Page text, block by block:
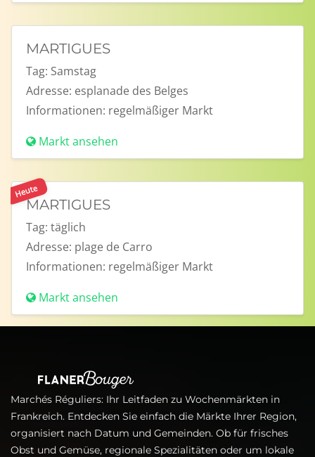
MARTIGUES
Tag: Samstag
Adresse: esplanade des Belges
Informationen: regelmäßiger Markt
Markt ansehen
Heute
MARTIGUES
Tag: täglich
Adresse: plage de Carro
Informationen: regelmäßiger Markt
Markt ansehen
Marchés Réguliers: Ihr Leitfaden zu Wochenmärkten in
Frankreich. Entdecken Sie einfach die Märkte Ihrer Region,
organisiert nach Datum und Gemeinden. Ob für frisches
Obst und Gemüse, regionale Spezialitäten oder um lokale